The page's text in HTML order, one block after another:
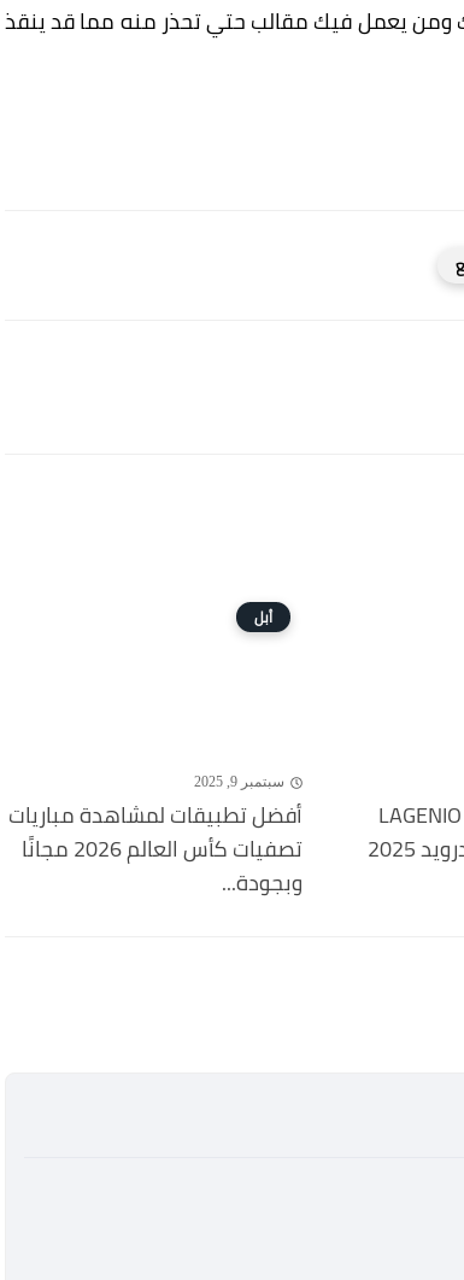
ومن يعمل فيك مقالب حتي تحذر منه مما قد ينقذ
مواصفات ومراجعة LAGENIO
أبل
سبتمبر 9, 2025
أفضل تطبيقات لمشاهدة مباريات
تصفيات كأس العالم 2026 مجانًا
وبجودة...